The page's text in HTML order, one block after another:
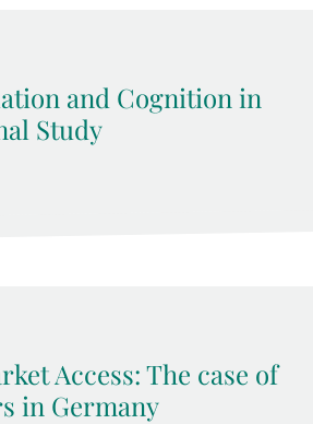
and Cognition in
Study
Access: The case of
in Germany